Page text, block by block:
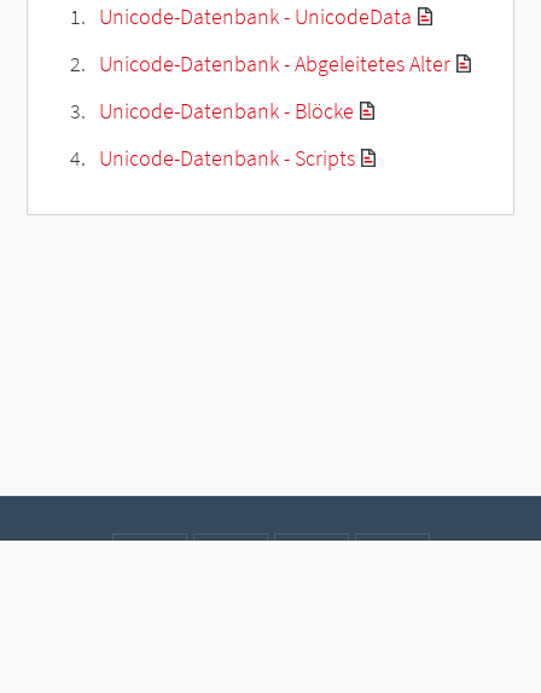
Unicode-Datenbank - UnicodeData
Unicode-Datenbank - Abgeleitetes Alter
Unicode-Datenbank - Blöcke
Unicode-Datenbank - Scripts